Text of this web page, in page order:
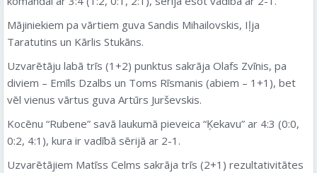
Mājiniekiem pa vārtiem guva Sandis Mihailovskis, Iļja
Taratutins un Kārlis Stukāns.
Uzvarētāju labā trīs (1+2) punktus sakrāja Olafs Zvīnis, pa
diviem – Emīls Dzalbs un Toms Rīsmanis (abiem – 1+1), bet
vēl vienus vārtus guva Artūrs Jurševskis.
Kocēnu “Rubene” savā laukumā pieveica “Ķekavu” ar 4:3 (0:0,
0:2, 4:1), kura ir vadībā sērijā ar 2-1.
Uzvarētājiem Matīss Celms sakrāja trīs (2+1) rezultativitātes